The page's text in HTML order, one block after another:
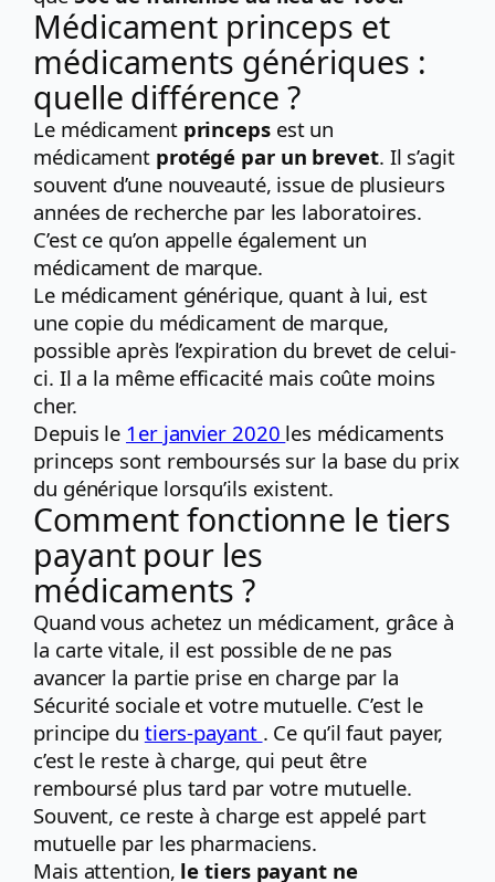
Médicament princeps et
médicaments génériques :
quelle différence ?
Le médicament princepsest un
médicament protégé par un brevet. Il s’agit
souvent d’une nouveauté, issue de plusieurs
années de recherche par les laboratoires.
C’est ce qu’on appelle également un
médicament de marque.
Le médicament générique, quant à lui, est
une copie du médicament de marque,
possible après l’expiration du brevet de celui-
ci. Il a la même efficacité mais coûte moins
cher.
Depuis le 1er janvier 2020 les médicaments
princeps sont remboursés sur la base du prix
du générique lorsqu’ils existent.
Comment fonctionne le tiers
payant pour les
médicaments ?
Quand vous achetez un médicament, grâce à
la carte vitale, il est possible de ne pas
avancer la partie prise en charge par la
Sécurité sociale et votre mutuelle. C’est le
principe du tiers-payant . Ce qu’il faut payer,
c’est le reste à charge, qui peut être
remboursé plus tard par votre mutuelle.
Souvent, ce reste à charge est appelé part
mutuelle par les pharmaciens.
Mais attention, le tiers payant ne